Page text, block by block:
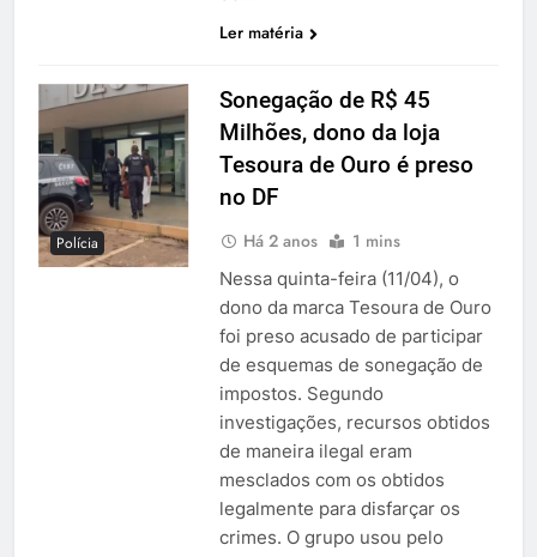
Ler matéria
Polícia
Sonegação de R$ 45
Milhões, dono da loja
Tesoura de Ouro é preso
no DF
Há 2 anos 1 mins
Nessa quinta-feira (11/04), o
dono da marca Tesoura de Ouro
foi preso acusado de participar
de esquemas de sonegação de
impostos. Segundo
investigações, recursos obtidos
de maneira ilegal eram
mesclados com os obtidos
legalmente para disfarçar os
crimes. O grupo usou pelo